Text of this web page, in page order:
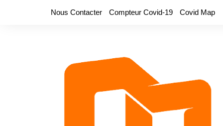
Nous Contacter Compteur Covid-19 Covid Map